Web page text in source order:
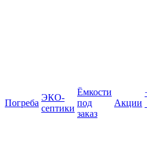
Погреба
ЭКО-
септики
Ёмкости
под
заказ
Акции